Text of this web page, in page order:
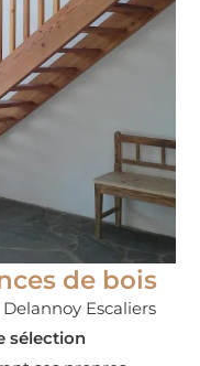
de bois
Escaliers
sélection